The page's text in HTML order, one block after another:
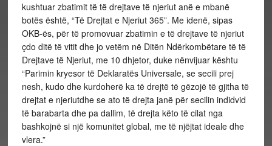
kushtuar zbatimit të të drejtave të njeriut anë e mbanë
botës është, “Të Drejtat e Njeriut 365”. Me idenë, sipas
OKB-ës, për të promovuar zbatimin e të drejtave të njeriut
çdo ditë të vitit dhe jo vetëm në Ditën Ndërkombëtare të të
Drejtave të Njeriut, me 10 dhjetor, duke nënvijuar kështu
“Parimin kryesor të Deklaratës Universale, se secili prej
nesh, kudo dhe kurdoherë ka të drejtë të gëzojë të gjitha të
drejtat e njeriutdhe se ato të drejta janë për secilin indidvid
të barabarta dhe pa dallim, të drejta këto të cilat nga
bashkojnë si një komunitet global, me të njëjtat ideale dhe
vlera.”